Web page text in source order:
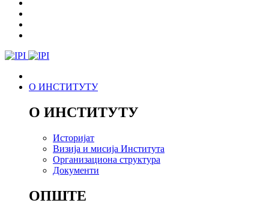
О ИНСТИТУТУ
О ИНСТИТУТУ
Историјат
Визија и мисија Института
Организациона структура
Документи
ОПШТЕ